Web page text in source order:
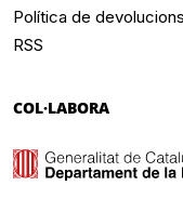
Política de devolucions
RSS
COL·LABORA